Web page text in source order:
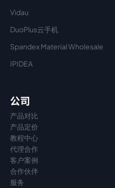
Vidau
DuoPlus云手机
Spandex Material Wholesale​
IPIDEA
公司
产品对比
产品定价
教程中心
代理合作
客户案例
合作伙伴
服务